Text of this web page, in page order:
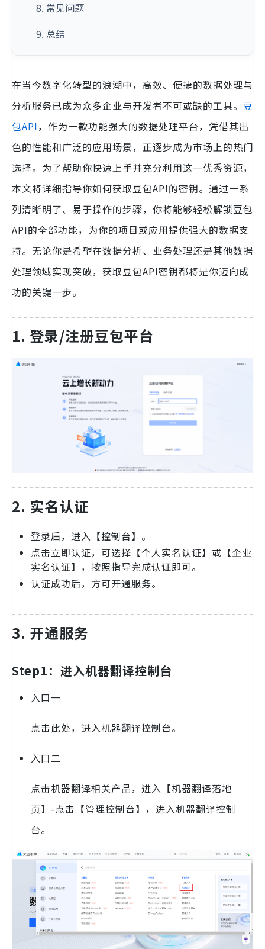
8. 常见问题
9. 总结
在当今数字化转型的浪潮中，高效、便捷的数据处理与
分析服务已成为众多企业与开发者不可或缺的工具。 豆
包API，作为一款功能强大的数据处理平台，凭借其出
色的性能和广泛的应用场景，正逐步成为市场上的热门
选择。为了帮助你快速上手并充分利用这一优秀资源，
本文将详细指导你如何获取豆包API的密钥。通过一系
列清晰明了、易于操作的步骤，你将能够轻松解锁豆包
API的全部功能，为你的项目或应用提供强大的数据支
持。无论你是希望在数据分析、业务处理还是其他数据
处理领域实现突破，获取豆包API密钥都将是你迈向成
功的关键一步。
1. 登录/注册豆包平台
2. 实名认证
登录后，进入【控制台】。
点击立即认证，可选择【个人实名认证】或【企业
实名认证】，按照指导完成认证即可。
认证成功后，方可开通服务。
3. 开通服务
Step1：进入机器翻译控制台
入口一
点击此处，进入机器翻译控制台。
入口二
点击机器翻译相关产品，进入【机器翻译落地
页】-点击【管理控制台】，进入机器翻译控制
台。